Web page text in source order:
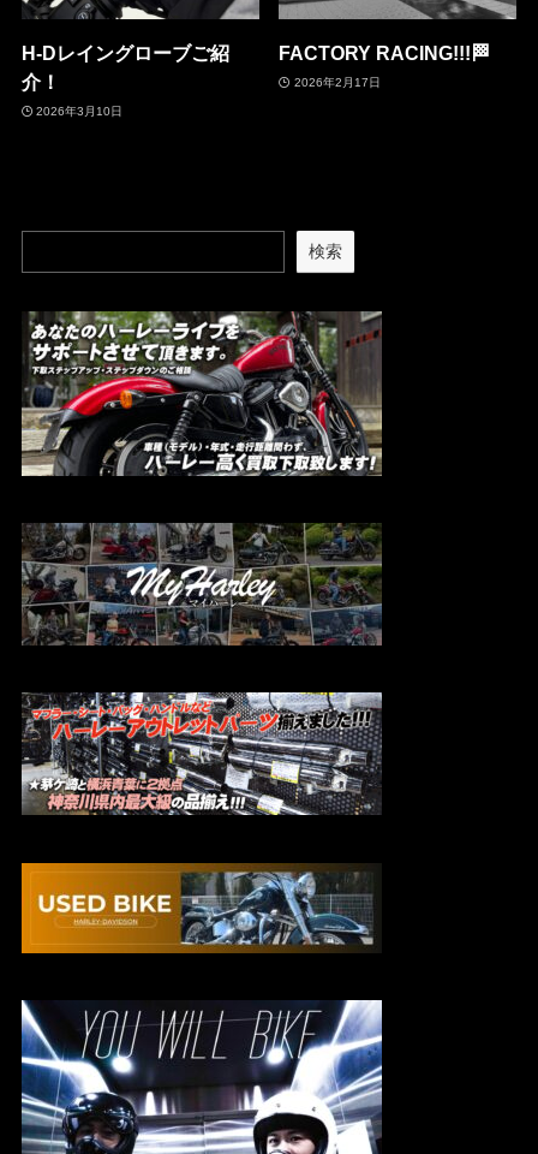
H-Dレイングローブご紹
介！
2026年3月10日
FACTORY RACING!!!🏁
2026年2月17日
検索